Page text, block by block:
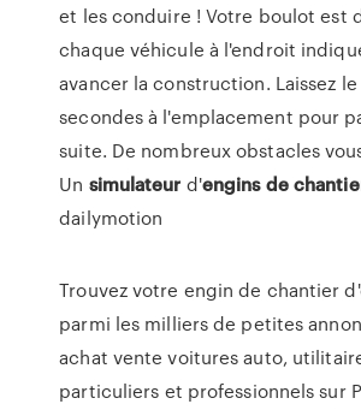
et les conduire ! Votre boulot est
chaque véhicule à l'endroit
avancer la construction. Laissez
secondes à l'emplacement pour
suite. De nombreux obstacles
Un simulateur d'engins de
dailymotion
Trouvez votre engin de chantier
parmi les milliers de petites
achat vente voitures auto,
particuliers et professionnels sur